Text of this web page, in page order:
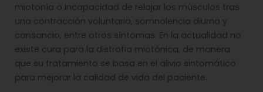
miotonía o incapacidad de relajar los músculos tras
una contracción voluntaria, somnolencia diurna y
cansancio, entre otros síntomas. En la actualidad no
existe cura para la distrofia miotónica, de manera
que su tratamiento se basa en el alivio sintomático
para mejorar la calidad de vida del paciente.